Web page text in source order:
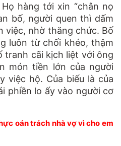
hàng tới xin “chân nọ
bố, người quen thì dấm
việc, nhờ thăng chức. Bố
luôn từ chối khéo, thậm
tranh cãi kịch liệt với ông
món tiền lớn của người
việc hộ. Của biếu là của
phiền lo ấy vào người cơ
oán trách nhà vợ vì cho em